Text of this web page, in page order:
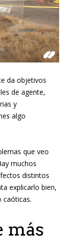
da objetivos
de agente,
y
algo
que veo
muchos
distintos
explicarlo bien,
caóticas.
más